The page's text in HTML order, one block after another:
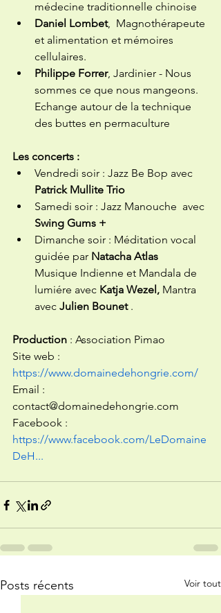
médecine traditionnelle chinoise
Daniel Lombet,  Magnothérapeute
et alimentation et mémoires
cellulaires.
Philippe Forrer, Jardinier - Nous
sommes ce que nous mangeons.
Echange autour de la technique
des buttes en permaculture
Les concerts :
Vendredi soir : Jazz Be Bop avec
Patrick Mullite Trio
Samedi soir : Jazz Manouche  avec
Swing Gums +
Dimanche soir : Méditation vocal
guidée par Natacha Atlas
Musique Indienne et Mandala de
lumiére avec Katja Wezel, Mantra
avec Julien Bounet .
Production : Association Pimao
Site web :
https://www.domainedehongrie.com/
Email :
contact@domainedehongrie.com
Facebook :
https://www.facebook.com/LeDomaine
DeH...
Posts récents Voir tout